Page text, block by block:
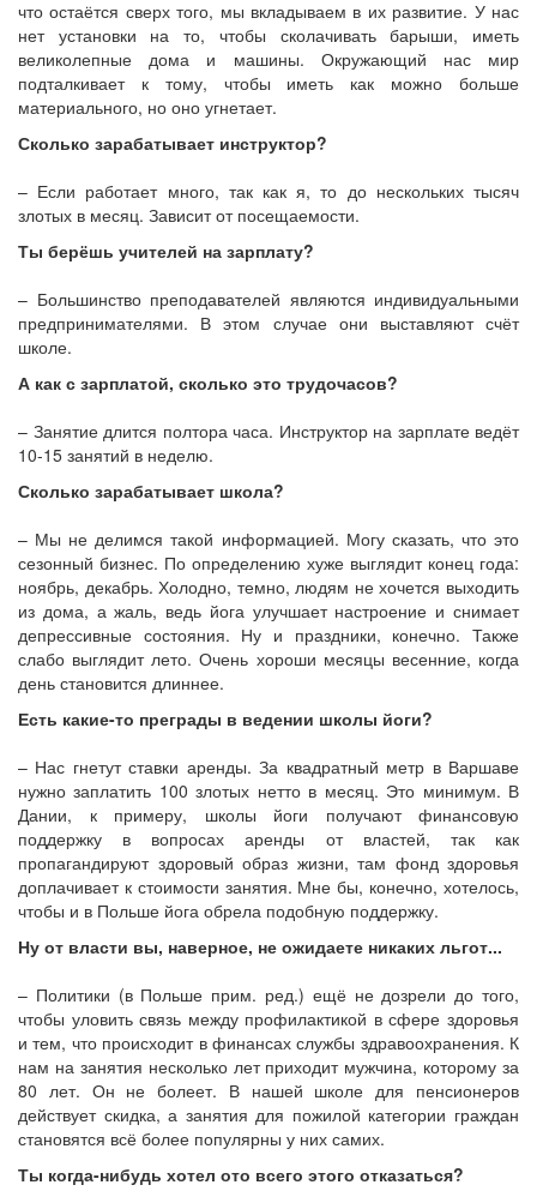
что остаётся сверх того, мы вкладываем в их развитие. У нас
нет установки на то, чтобы сколачивать барыши, иметь
великолепные дома и машины. Окружающий нас мир
подталкивает к тому, чтобы иметь как можно больше
материального, но оно угнетает.
Сколько зарабатывает инструктор?
– Если работает много, так как я, то до нескольких тысяч
злотых в месяц. Зависит от посещаемости.
Ты берёшь учителей на зарплату?
– Большинство преподавателей являются индивидуальными
предпринимателями. В этом случае они выставляют счёт
школе.
А как с зарплатой, сколько это трудочасов?
– Занятие длится полтора часа. Инструктор на зарплате ведёт
10-15 занятий в неделю.
Сколько зарабатывает школа?
– Мы не делимся такой информацией. Могу сказать, что это
сезонный бизнес. По определению хуже выглядит конец года:
ноябрь, декабрь. Холодно, темно, людям не хочется выходить
из дома, а жаль, ведь йога улучшает настроение и снимает
депрессивные состояния. Ну и праздники, конечно. Также
слабо выглядит лето. Очень хороши месяцы весенние, когда
день становится длиннее.
Есть какие-то преграды в ведении школы йоги?
– Нас гнетут ставки аренды. За квадратный метр в Варшаве
нужно заплатить 100 злотых нетто в месяц. Это минимум. В
Дании, к примеру, школы йоги получают финансовую
поддержку в вопросах аренды от властей, так как
пропагандируют здоровый образ жизни, там фонд здоровья
доплачивает к стоимости занятия. Мне бы, конечно, хотелось,
чтобы и в Польше йога обрела подобную поддержку.
Ну от власти вы, наверное, не ожидаете никаких льгот...
– Политики (в Польше прим. ред.) ещё не дозрели до того,
чтобы уловить связь между профилактикой в сфере здоровья
и тем, что происходит в финансах службы здравоохранения. К
нам на занятия несколько лет приходит мужчина, которому за
80 лет. Он не болеет. В нашей школе для пенсионеров
действует скидка, а занятия для пожилой категории граждан
становятся всё более популярны у них самих.
Ты когда-нибудь хотел ото всего этого отказаться?